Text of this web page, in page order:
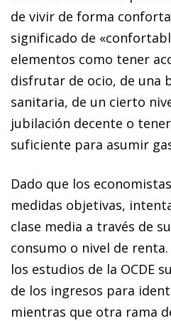
de vivir de forma
significado de
elementos como tener
disfrutar de ocio, de una
sanitaria, de un cierto
jubilación decente o
suficiente para asumir
Dado que los
medidas objetivas,
clase media a través de
consumo o nivel de
los estudios de la OCDE
de los ingresos para
mientras que otra rama